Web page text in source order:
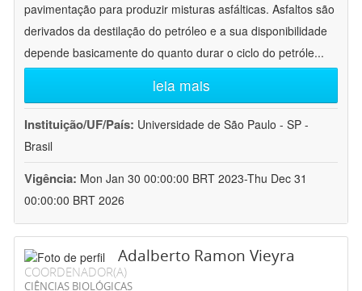
pavimentação para produzir misturas asfálticas. Asfaltos são
derivados da destilação do petróleo e a sua disponibilidade
depende basicamente do quanto durar o ciclo do petróle...
leia mais
Instituição/UF/País: Universidade de São Paulo - SP -
Brasil
Vigência: Mon Jan 30 00:00:00 BRT 2023-Thu Dec 31
00:00:00 BRT 2026
Adalberto Ramon Vieyra
COORDENADOR(A)
CIÊNCIAS BIOLÓGICAS